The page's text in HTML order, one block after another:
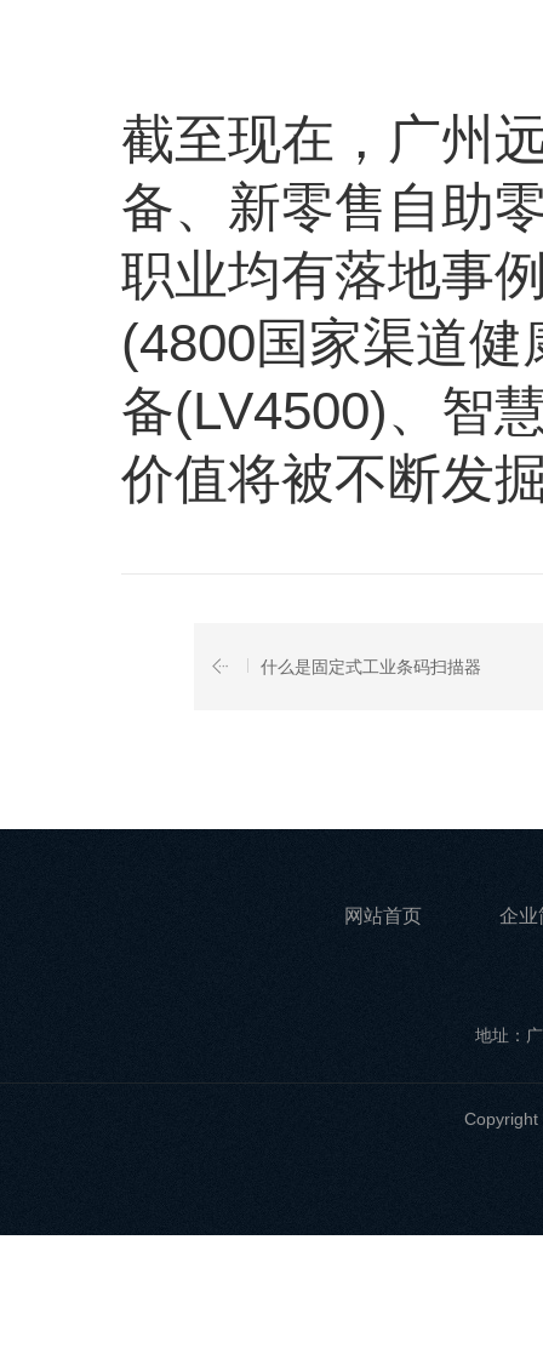
截至现在，广州
备、新零售自助
职业均有落地事
(4800国家渠道
备(LV4500)、智
价值将被不断发
什么是固定式工业条码扫描器
网站首页 企业
地址：